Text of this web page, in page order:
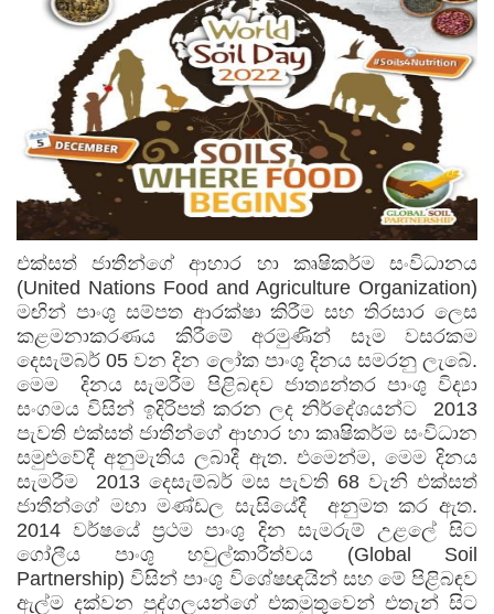
එක්සත් ජාතීන්ගේ ආහාර හා කෘෂිකර්ම සංවිධානය
(United Nations Food and Agriculture Organization)
මඟින් පාංශු සම්පත ආරක්ෂා කිරීම සහ තිරසාර ලෙස
කළමනාකරණය කිරීමේ අරමුණින් සෑම වසරකම
දෙසැම්බර් 05 වන දින ලෝක පාංශු දිනය සමරනු ලැබේ.
මෙම දිනය සැමරීම පිළිබඳව ජාත්‍යන්තර පාංශු විද්‍යා
සංගමය විසින් ඉදිරිපත් කරන ලද නිර්දේශයන්ට 2013
පැවති එක්සත් ජාතීන්ගේ ආහාර හා කෘෂිකර්ම සංවිධාන
සමුළුවේදී අනුමැතිය ලබාදී ඇත. එමෙන්ම, මෙම දිනය
සැමරීම 2013 දෙසැම්බර් මස පැවති 68 වැනි එක්සත්
ජාතීන්ගේ මහා මණ්ඩල සැසියේදී අනුමත කර ඇත.
2014 වර්ෂයේ ප්‍රථම පාංශු දින සැමරුම් උළලේ සිට
ගෝලීය පාංශු හවුල්කාරීත්වය (Global Soil
Partnership)විසින් පාංශු විශේෂඥයින් සහ මේ පිළිබඳව
ඇල්ම දක්වන පුද්ගලයන්ගේ එකමුතුවෙන් එතැන් සිට